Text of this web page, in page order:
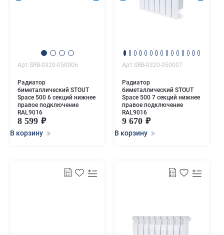
Арт.SRB-0320-050006
Радиатор
биметаллический STOUT
Space 500 6 секций нижнее
правое подключение
RAL9016
8 599
В корзину
Арт.SRB-0320-050007
Радиатор
биметаллический STOUT
Space 500 7 секций нижнее
правое подключение
RAL9016
9 670
В корзину